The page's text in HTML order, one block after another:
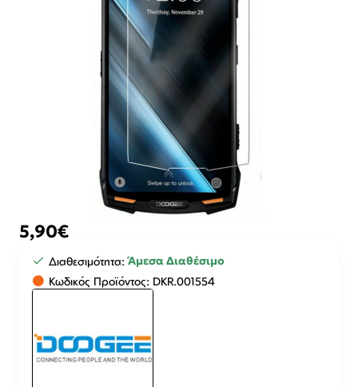
5,90€
Διαθεσιμότητα: Άμεσα Διαθέσιμο
Κωδικός Προϊόντος: DKR.001554